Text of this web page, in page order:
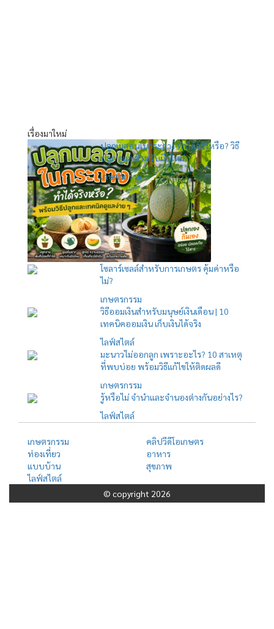
เรื่องมาใหม่
ปลูกเมลอนในกระถาง ทำได้จริงหรือ? วิธี
ปลูก ดูแล สำหรับมือใหม่
เกษตรกรรม
โซลาร์เซลล์สำหรับการเกษตร คุ้มค่าหรือ
ไม่?
เกษตรกรรม
วิธีออมเงินสำหรับมนุษย์เงินเดือน | 10
เทคนิคออมเงิน เก็บเงินได้จริง
ไลฟ์สไตล์
มะนาวไม่ออกลูก เพราะอะไร? 10 สาเหตุ
ที่พบบ่อย พร้อมวิธีแก้ไขให้ติดผลดี
เกษตรกรรม
รู้หรือไม่ จำนำและจำนองต่างกันอย่างไร?
ไลฟ์สไตล์
เกษตรกรรม
คลิปวีดีโอเกษตร
ท่องเที่ยว
อาหาร
แบบบ้าน
สุขภาพ
ไลฟ์สไตล์
© copyright 2026